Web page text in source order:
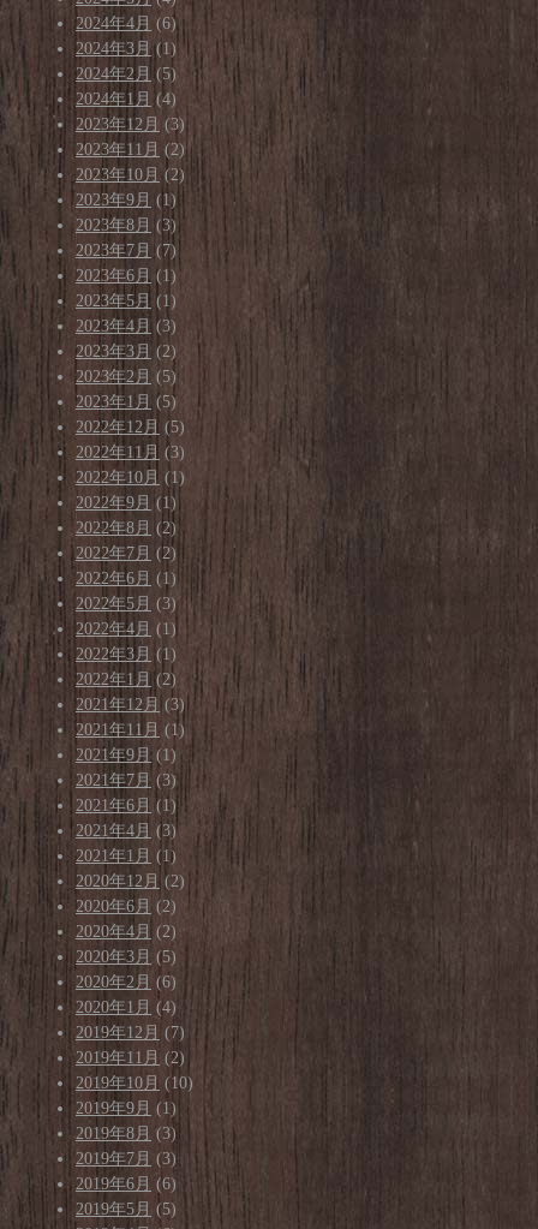
2024年4月 (6)
2024年3月 (1)
2024年2月 (5)
2024年1月 (4)
2023年12月 (3)
2023年11月 (2)
2023年10月 (2)
2023年9月 (1)
2023年8月 (3)
2023年7月 (7)
2023年6月 (1)
2023年5月 (1)
2023年4月 (3)
2023年3月 (2)
2023年2月 (5)
2023年1月 (5)
2022年12月 (5)
2022年11月 (3)
2022年10月 (1)
2022年9月 (1)
2022年8月 (2)
2022年7月 (2)
2022年6月 (1)
2022年5月 (3)
2022年4月 (1)
2022年3月 (1)
2022年1月 (2)
2021年12月 (3)
2021年11月 (1)
2021年9月 (1)
2021年7月 (3)
2021年6月 (1)
2021年4月 (3)
2021年1月 (1)
2020年12月 (2)
2020年6月 (2)
2020年4月 (2)
2020年3月 (5)
2020年2月 (6)
2020年1月 (4)
2019年12月 (7)
2019年11月 (2)
2019年10月 (10)
2019年9月 (1)
2019年8月 (3)
2019年7月 (3)
2019年6月 (6)
2019年5月 (5)